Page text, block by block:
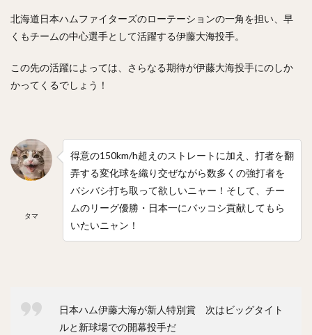
北海道日本ハムファイターズのローテーションの一角を担い、早
くもチームの中心選手として活躍する伊藤大海投手。
この先の活躍によっては、さらなる期待が伊藤大海投手にのしか
かってくるでしょう！
タマ
得意の150km/h超えのストレートに加え、打者を翻
弄する変化球を織り交ぜながら数多くの強打者を
バシバシ打ち取って欲しいニャー！そして、チー
ムのリーグ優勝・日本一にバッコシ貢献してもら
いたいニャン！
日本ハム伊藤大海が新人特別賞 次はビッグタイト
ルと新球場での開幕投手だ